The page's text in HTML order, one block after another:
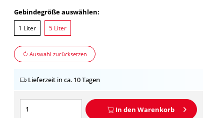
Gebindegröße auswählen:
1 Liter 5 Liter
Auswahl zurücksetzen
Lieferzeit in ca. 10 Tagen
In den Warenkorb